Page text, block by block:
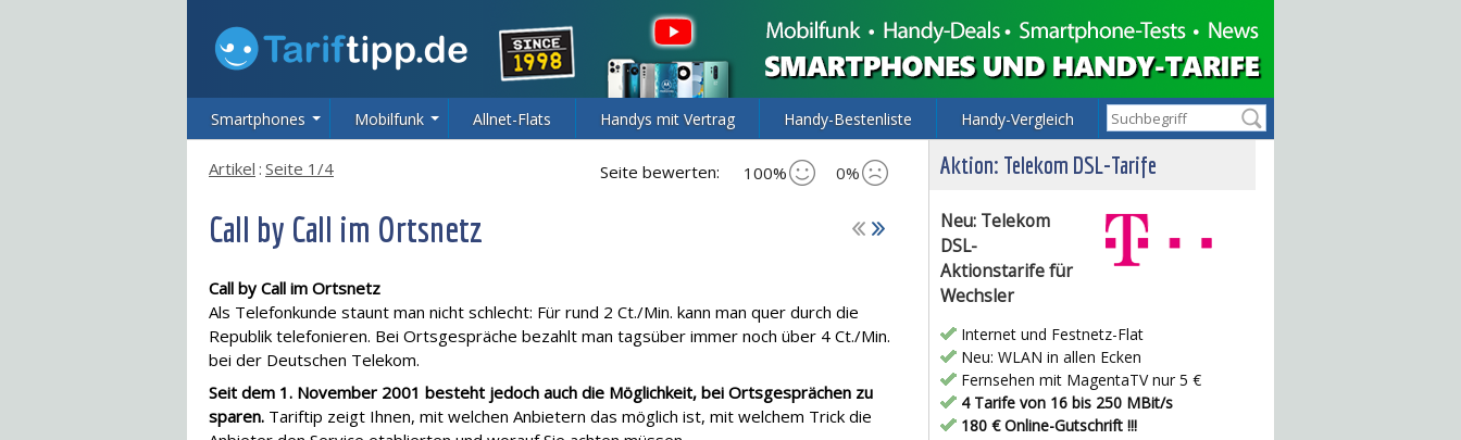
Smartphones Mobilfunk Allnet-Flats Handys mit Vertrag Handy-Bestenliste Handy-Vergleich
Seite bewerten: 100% 0%
Artikel : Seite 1/4
Call by Call im Ortsnetz
Call by Call im Ortsnetz
Als Telefonkunde staunt man nicht schlecht: Für rund 2 Ct./Min. kann man quer durch die
Republik telefonieren. Bei Ortsgespräche bezahlt man tagsüber immer noch über 4 Ct./Min.
bei der Deutschen Telekom.
Seit dem 1. November 2001 besteht jedoch auch die Möglichkeit, bei Ortsgesprächen zu
sparen. Tariftip zeigt Ihnen, mit welchen Anbietern das möglich ist, mit welchem Trick die
Aktion: Telekom DSL-Tarife
Neu: Telekom
DSL-
Aktionstarife für
Wechsler
Internet und Festnetz-Flat
Neu: WLAN in allen Ecken
Fernsehen mit MagentaTV nur 5 €
4 Tarife von 16 bis 250 MBit/s
180 € Online-Gutschrift !!!